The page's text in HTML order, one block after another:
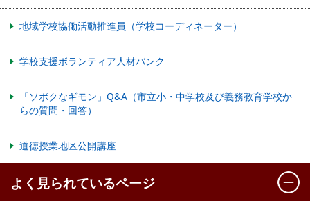
地域学校協働活動推進員（学校コーディネーター）
学校支援ボランティア人材バンク
「ソボクなギモン」Q&A（市立小・中学校及び義務教育学校か
らの質問・回答）
道徳授業地区公開講座
よく見られているページ